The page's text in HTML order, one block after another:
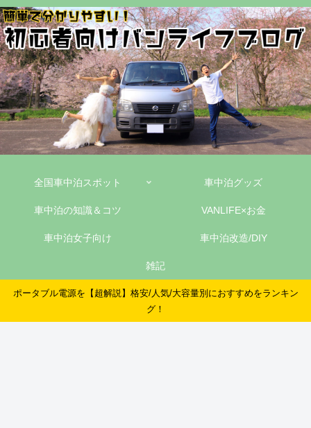
全国車中泊スポット 車中泊グッズ
車中泊の知識＆コツ VANLIFE×お金
車中泊女子向け 車中泊改造/DIY
雑記
ポータブル電源を【超解説】格安/人気/大容量別におすすめをランキン
グ！